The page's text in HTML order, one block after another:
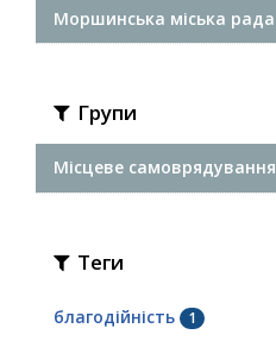
Моршинська міська рада
Групи
Місцеве самоврядування
Теги
благодійність 1